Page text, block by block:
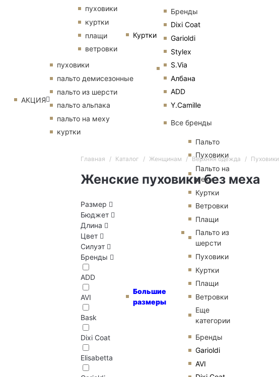
Куртки
Бренды
Dixi Coat
Garioldi
Stylex
S.Via
Албана
ADD
Y.Camille
Все бренды
Большие
размеры
Пальто
Пуховики
Пальто на
меху
Куртки
Ветровки
Плащи
Пальто из
шерсти
Пуховики
Куртки
Плащи
Ветровки
Еще
категории
Бренды
Garioldi
AVI
пуховики
куртки
плащи
ветровки
АКЦИЯ
пуховики
пальто демисезонные
пальто из шерсти
пальто альпака
пальто на меху
куртки
Главная Каталог Женщинам Верхняя одежда Пуховики
Женские пуховики без меха
Размер
Бюджет
Длина
Цвет
Силуэт
Бренды
ADD
AVI
Bask
Dixi Coat
Elisabetta